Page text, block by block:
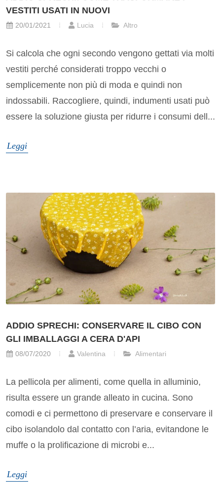
VESTITI USATI IN NUOVI
20/01/2021 Lucia Altro
Si calcola che ogni secondo vengono gettati via molti
vestiti perché considerati troppo vecchi o
semplicemente non più di moda e quindi non
indossabili. Raccogliere, quindi, indumenti usati può
essere la soluzione giusta per ridurre i consumi dell...
Leggi
ADDIO SPRECHI: CONSERVARE IL CIBO CON
GLI IMBALLAGGI A CERA D'API
08/07/2020 Valentina Alimentari
La pellicola per alimenti, come quella in alluminio,
risulta essere un grande alleato in cucina. Sono
comodi e ci permettono di preservare e conservare il
cibo isolandolo dal contatto con l’aria, evitandone le
muffe o la prolificazione di microbi e...
Leggi